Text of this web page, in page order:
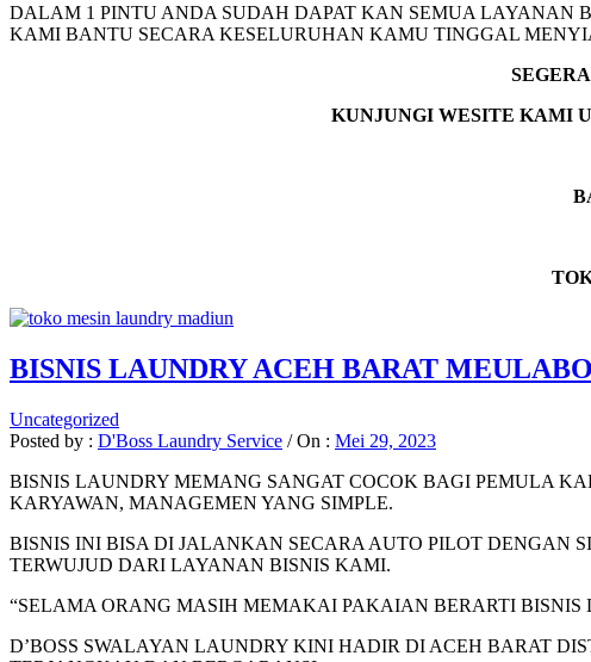
DALAM 1 PINTU ANDA SUDAH DAPAT KAN SEMUA LAYANAN
KAMI BANTU SECARA KESELURUHAN KAMU TINGGAL
KUNJUNGI WESITE KAMI
BISNIS LAUNDRY ACEH BARAT
Uncategorized
Posted by : D'Boss Laundry Service / On : Mei 29, 2023
BISNIS LAUNDRY MEMANG SANGAT COCOK BAGI PEMULA
KARYAWAN, MANAGEMEN YANG SIMPLE.
BISNIS INI BISA DI JALANKAN SECARA AUTO PILOT DENGAN
TERWUJUD DARI LAYANAN BISNIS KAMI.
“SELAMA ORANG MASIH MEMAKAI PAKAIAN BERARTI
D’BOSS SWALAYAN LAUNDRY KINI HADIR DI ACEH BARAT